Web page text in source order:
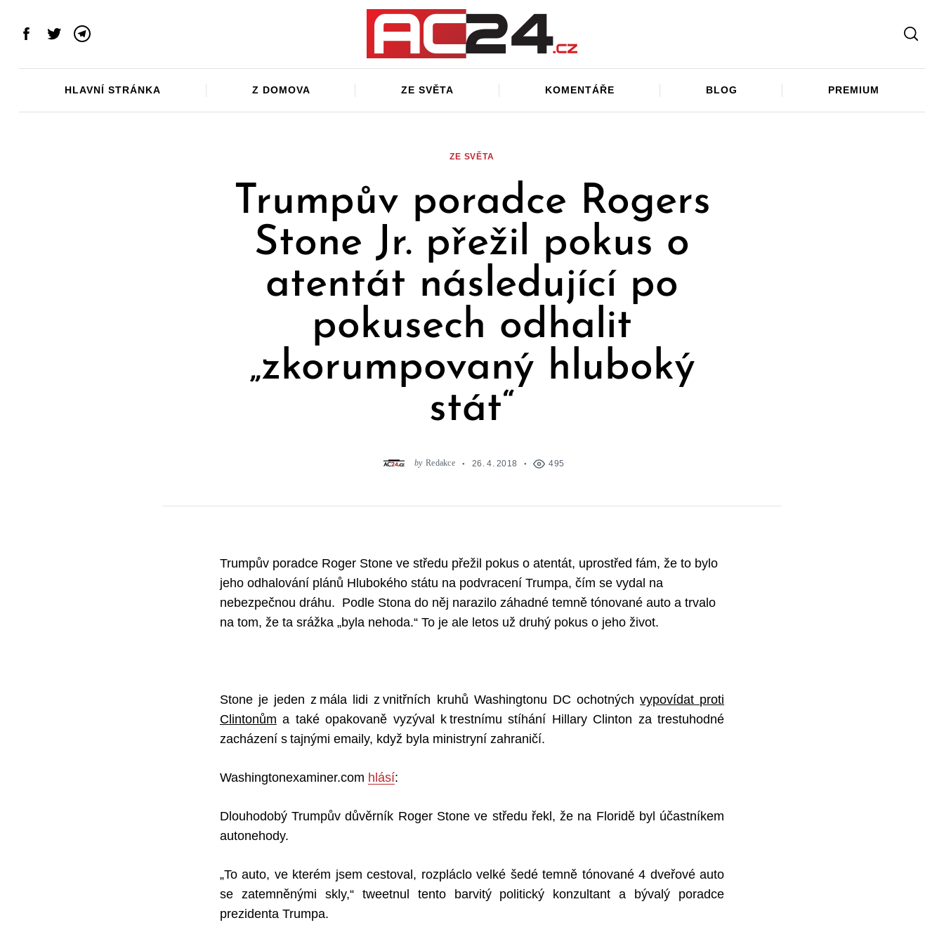
Facebook
TwitterTelegram
HLAVNÍ STRÁNKA Z DOMOVA ZE SVĚTA KOMENTÁŘE BLOG PREMIUM
ZE SVĚTA
Trumpův poradce Rogers
Stone Jr. přežil pokus o
atentát následující po
pokusech odhalit
„zkorumpovaný hluboký
stát“
by Redakce 26. 4. 2018 495
Trumpův poradce Roger Stone ve středu přežil pokus o atentát, uprostřed fám, že to bylo
jeho odhalování plánů Hlubokého státu na podvracení Trumpa, čím se vydal na
nebezpečnou dráhu. Podle Stona do něj narazilo záhadné temně tónované auto a trvalo
na tom, že ta srážka „byla nehoda.“ To je ale letos už druhý pokus o jeho život.
Stone je jeden z mála lidi z vnitřních kruhů Washingtonu DC ochotných vypovídat proti
Clintonům a také opakovaně vyzýval k trestnímu stíhání Hillary Clinton za trestuhodné
zacházení s tajnými emaily, když byla ministryní zahraničí.
Washingtonexaminer.com hlásí:
Dlouhodobý Trumpův důvěrník Roger Stone ve středu řekl, že na Floridě byl účastníkem
autonehody.
„To auto, ve kterém jsem cestoval, rozpláclo velké šedé temně tónované 4 dveřové auto
se zatemněnými skly,“ tweetnul tento barvitý politický konzultant a bývalý poradce
prezidenta Trumpa.